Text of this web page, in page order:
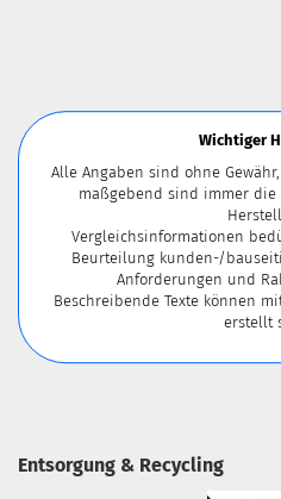
Wichtiger
Alle Angaben sind ohne
maßgebend sind immer die
Vergleichsinformationen
Beurteilung kunden-/
Anforderungen und
Beschreibende Texte können
erstellt
Entsorgung & Recycling